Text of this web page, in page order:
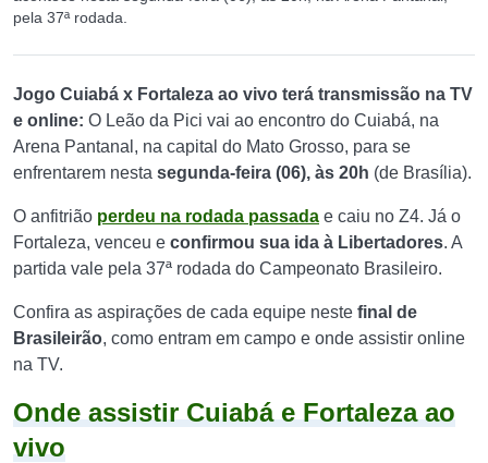
pela 37ª rodada.
Jogo Cuiabá x Fortaleza ao vivo terá transmissão na TV
e online: O Leão da Pici vai ao encontro do Cuiabá, na
Arena Pantanal, na capital do Mato Grosso, para se
enfrentarem nesta segunda-feira (06), às 20h (de Brasília).
O anfitrião perdeu na rodada passada e caiu no Z4. Já o
Fortaleza, venceu e confirmou sua ida à Libertadores. A
partida vale pela 37ª rodada do Campeonato Brasileiro.
Confira as aspirações de cada equipe neste final de
Brasileirão, como entram em campo e onde assistir online
na TV.
Onde assistir Cuiabá e Fortaleza ao
vivo